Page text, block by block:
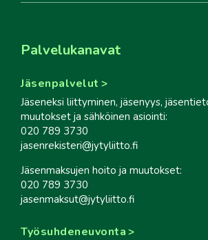
Palvelukanavat
Jäsenpalvelut
Jäseneksi liittyminen, jäsenyys,
muutokset ja sähköinen asiointi:
020 789 3730
jasenrekisteri@jytyliitto.fi
Jäsenmaksujen hoito ja muutokset:
020 789 3730
jasenmaksut@jytyliitto.fi
Työsuhdeneuvonta